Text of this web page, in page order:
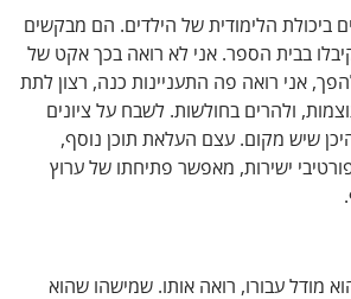
הלימודית של הילדים. הם מבקשים
הספר. אני לא רואה בכך אקט של
רואה פה התעניינות כנה, רצון לתת
ולהרים בחולשות. לשבח על ציונים
מקום. עצם העלאת תוכן נוסף,
ישירות, מאפשר פתיחתו של ערוץ
עבורו, רואה אותו. שמישהו שהוא